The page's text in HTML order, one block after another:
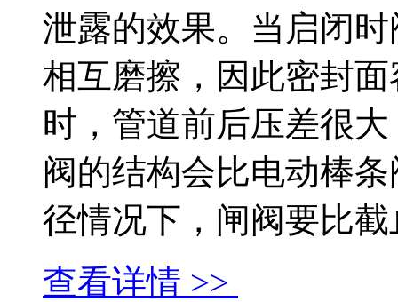
泄露的效果。当启闭
相互磨擦，因此密封
时，管道前后压差很
阀的结构会比电动棒
径情况下，闸阀要比截
查看详情 >>